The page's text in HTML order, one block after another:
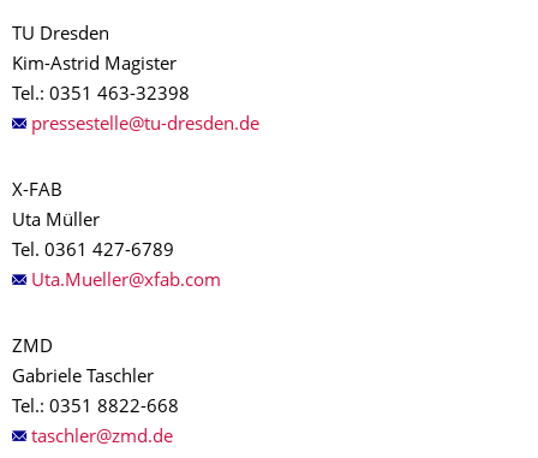
TU Dresden
Kim-Astrid Magister
Tel.: 0351 463-32398
X-FAB
Uta Müller
Tel. 0361 427-6789
ZMD
Gabriele Taschler
Tel.: 0351 8822-668